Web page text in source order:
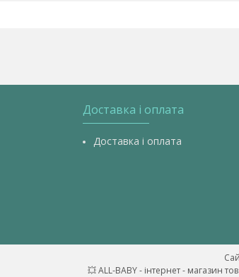
Доставка і оплата
Доставка і оплата